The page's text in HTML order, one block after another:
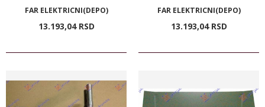
FAR ELEKTRICNI(DEPO)
13.193,04 RSD
FAR ELEKTRICNI(DEPO)
13.193,04 RSD